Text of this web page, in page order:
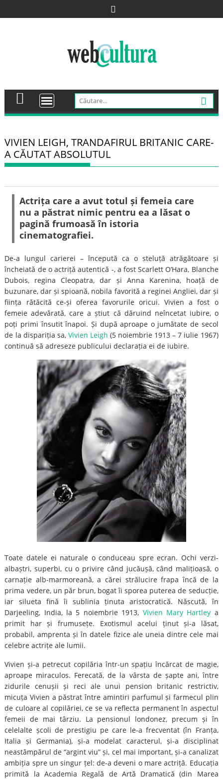
to
VIVIEN LEIGH, TRANDAFIRUL BRITANIC CARE-
A CĂUTAT ABSOLUTUL
Actrița care a avut totul și femeia care
nu a păstrat nimic pentru ea a lăsat o
pagină frumoasă în istoria
cinematografiei.
De-a lungul carierei – începută ca o steluță atrăgătoare și
încheiată de o actriță autentică -, a fost Scarlett O’Hara, Blanche
Dubois, regina Cleopatra, dar și Anna Karenina, hoață de
buzunare, dar și spioană, nobila favorită a reginei Angliei, dar și
ființa rătăcită ce-și oferea favorurile oricui. Vivien a fost o
femeie adevărată, care a știut că dăruind neîncetat iubire, o
poți primi însutit înapoi. Și după aproape o jumătate de secol
de la dispariția sa, Vivien Leigh (5 noiembrie 1913 – 7 iulie 1967)
continuă să adreseze publicului declarația ei de iubire.
Toate datele ei naturale o conduceau spre ecran. Ochi verzi-
albaștri, superbi, cu o privire când jucăușă, când malițioasă, o
carnație alb-marmoreană, a cărei strălucire frapa încă de la
prima vedere, un păr brun, bogat îi sporea puterea de seducție,
iar silueta fină îi sublinia ținuta aristocratică. Născută, în
Darjeeling, India, la 5 noiembrie 1913, Vivien Mary Hartley a
primit har și frumusețe. Exotismul acelui ținut și-a lăsat,
probabil, amprenta și în datele fizice ale uneia dintre cele mai
celebre actrițe ale lumii.
Vivien și-a petrecut copilăria într-un spațiu încărcat de magie,
aproape miraculos. Ferecată, de la vârsta de șapte ani, între
zidurile cenușii și reci ale unui pension britanic restrictiv,
micuța Vivien a păstrat între amintiri parfumul și farmecul plin
de culoare al copilăriei, ce se va reflecta permanent în aspectul
femeii de mai târziu. La pensionul londonez, precum și în
celelalte școli de prestigiu pe care le-a frecventat (în Franța,
Italia și Germania), și-a modelat caracterul, și-a disciplinat
neastâmpărul de “argint viu” și, cel mai important, și-a canalizat
ambiția spre un singur țel: de-a deveni o mare actriță. Educația
primită la Academia Regală de Artă Dramatică (din Marea